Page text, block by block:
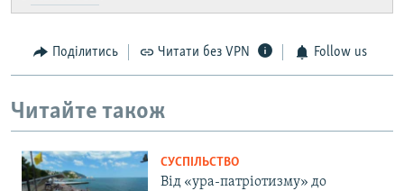
Поділитись Читати без VPN Follow us
Читайте також
СУСПІЛЬСТВО
Від «ура-патріотизму» до